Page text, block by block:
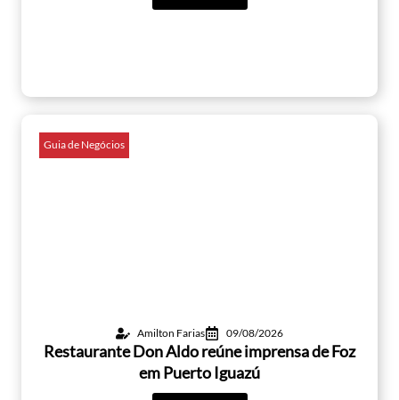
Guia de Negócios
Amilton Farias 09/08/2026
Restaurante Don Aldo reúne imprensa de Foz
em Puerto Iguazú